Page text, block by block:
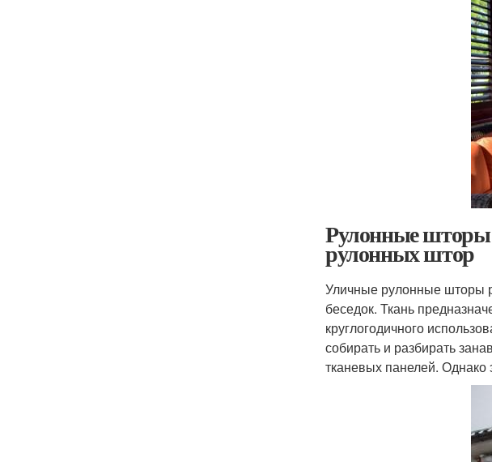
Рулонные шторы
рулонных штор
Уличные рулонные шторы
беседок. Ткань
круглогодичного
собирать и разбирать
тканевых панелей. Однако